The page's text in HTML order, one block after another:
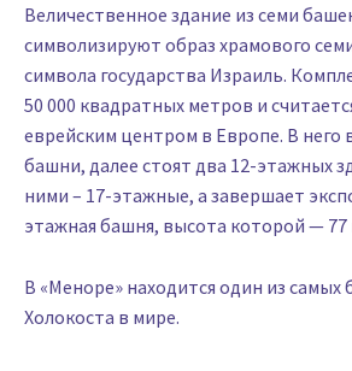
Величественное здание из семи
символизируют образ храмового
символа государства Израиль.
50 000 квадратных метров и
еврейским центром в Европе. В него
башни, далее стоят два 12-этажных
ними – 17-этажные, а завершает
этажная башня, высота которой — 77
В «Меноре» находится один из самых
Холокоста в мире.